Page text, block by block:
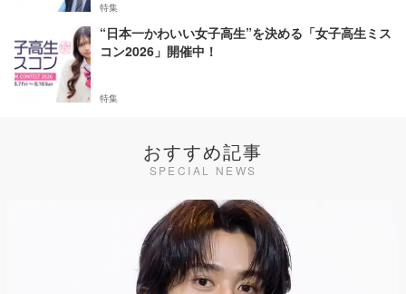
特集
“日本一かわいい女子高生”を決める「女子高生ミス
コン2026」開催中！
特集
おすすめ記事
SPECIAL NEWS